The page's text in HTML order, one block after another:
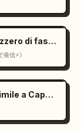
Generatore di landing page in stile svizzero di fascia alta in React
信⚡️》
Interfaccia utente di un editor video simile a CapCut in Gemini